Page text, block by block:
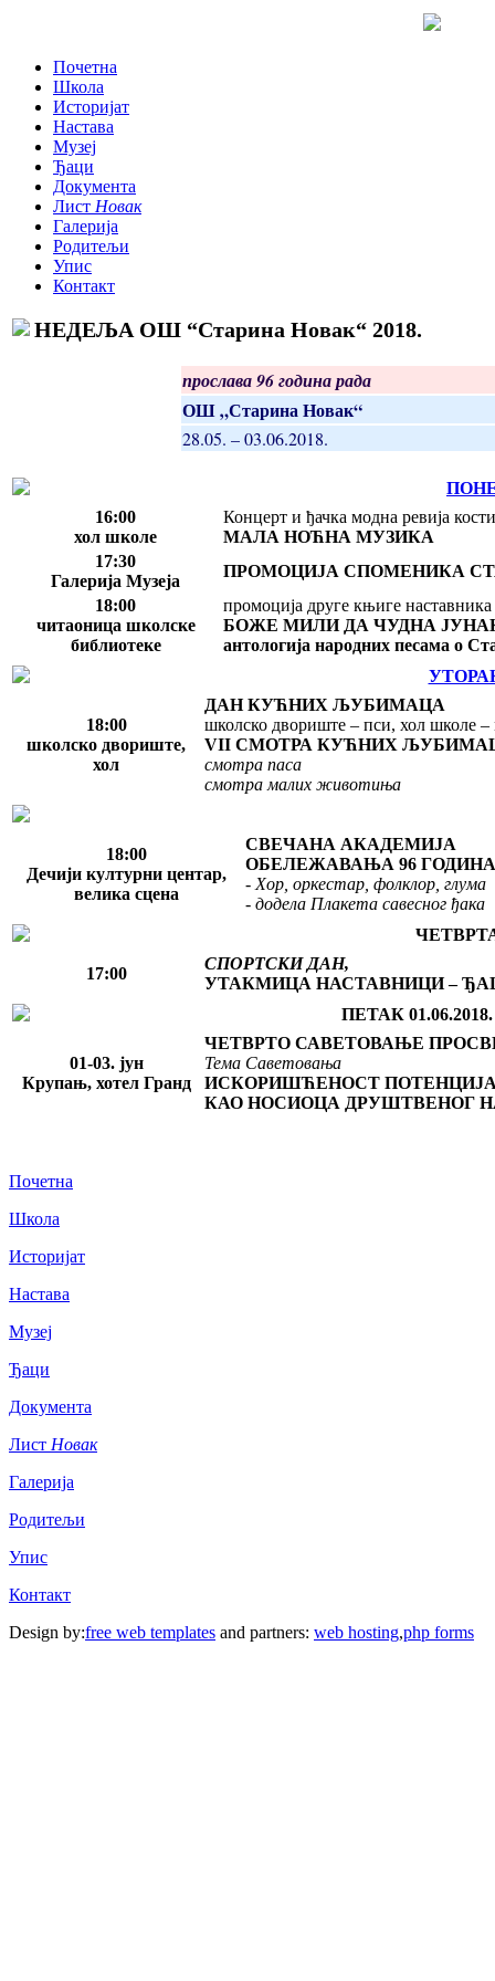
Почетна
Школа
Историјат
Настава
Музеј
Ђаци
Документа
Лист Новак
Галерија
Родитељи
Упис
Контакт
НЕДЕЉА OШ “Старина Новак“ 2018.
прослава 96 година рада
ОШ „Старина Новак“
28.05. – 03.06.2018.
16:00
хол школе
Концерт и ђачка модна ревија
МАЛА НОЋНА МУЗИКА
17:30
Галерија Музеја
ПРОМОЦИЈА СПОМЕНИКА
18:00
читаоница школске
библиотеке
промоција друге књиге
БОЖЕ МИЛИ ДА ЧУДНА
антологија народних песама о
УТОРАК
18:00
школско двориште,
хол
ДАН КУЋНИХ ЉУБИМАЦА
школско двориште – пси, хол школе
VII СМОТРА КУЋНИХ
смотра паса
смотра малих животиња
18:00
Дечији културни центар,
велика сцена
СВЕЧАНА АКАДЕМИЈА
ОБЕЛЕЖАВАЊА 96
- Хор, оркестар, фолклор, глума
- додела Плакета савесног ђака
17:00
СПОРТСКИ ДАН,
УТАКМИЦА НАСТАВНИЦИ –
ПЕТАК
01-03. јун
Крупањ, хотел Гранд
ЧЕТВРТО САВЕТОВАЊЕ
Тема Саветовања
ИСКОРИШЋЕНОСТ
КАО НОСИОЦА ДРУШТВЕНОГ
Почетна
Школа
Историјат
Настава
Музеј
Ђаци
Документа
Лист Новак
Галерија
Родитељи
Упис
Контакт
Design by:free web templates and partners: web hosting,php forms